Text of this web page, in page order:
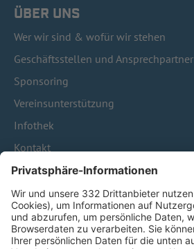
ÜBER UNS
Wer wir sind & wofür wir stehen
Geschäftsstellen und Ansprechpartner
Sponsoring
Vereinsunterstützung
Infothek
Kontakt
HÄUFIG BESUCHTE SEITEN
Pässe und Vereinswechsel
Trainerausbildung